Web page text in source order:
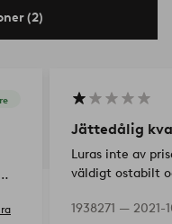
(2)
Jättedålig
Luras inte av
väldigt ostabilt
möbler har
1938271 — 2021-